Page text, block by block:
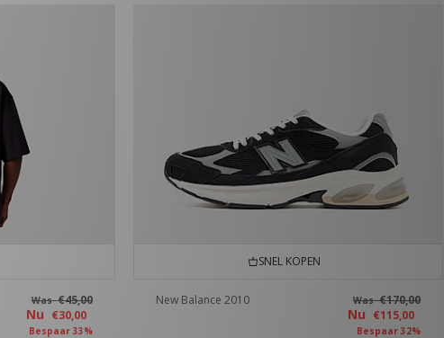
Was€45,00
Nu €30,00
Bespaar 33%
SNEL KOPEN
New Balance 2010 Was€170,00
Nu €115,00
Bespaar 32%